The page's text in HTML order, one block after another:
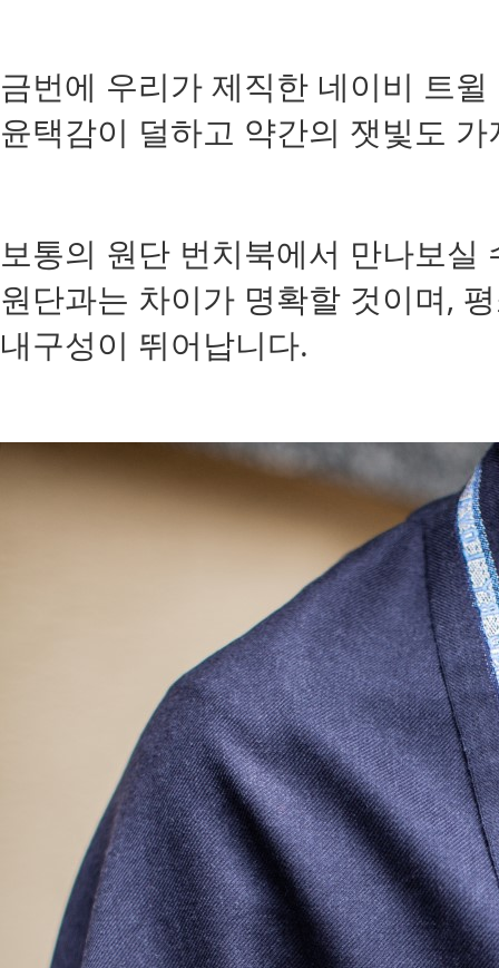
금번에 우리가 제직한 네이비 트
윤택감이 덜하고 약간의 잿빛도
보통의 원단 번치북에서 만나보
원단과는 차이가 명확할 것이며,
내구성이 뛰어납니다.